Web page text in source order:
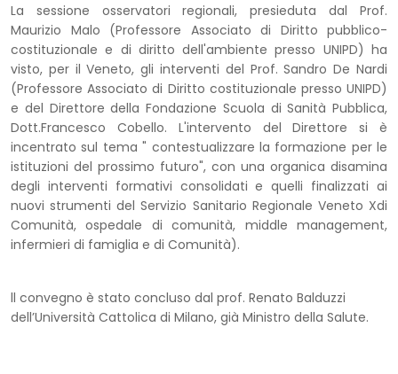
La sessione osservatori regionali, presieduta dal Prof.
Maurizio Malo (Professore Associato di Diritto pubblico-
costituzionale e di diritto dell'ambiente presso UNIPD) ha
visto, per il Veneto, gli interventi del Prof. Sandro De Nardi
(Professore Associato di Diritto costituzionale presso UNIPD)
e del Direttore della Fondazione Scuola di Sanità Pubblica,
Dott.Francesco Cobello. L'intervento del Direttore si è
incentrato sul tema " contestualizzare la formazione per le
istituzioni del prossimo futuro", con una organica disamina
degli interventi formativi consolidati e quelli finalizzati ai
nuovi strumenti del Servizio Sanitario Regionale Veneto Xdi
Comunità, ospedale di comunità, middle management,
infermieri di famiglia e di Comunità).
ll convegno è stato concluso dal prof. Renato Balduzzi
dell’Università Cattolica di Milano, già Ministro della Salute.